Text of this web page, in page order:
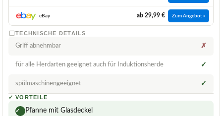
eBay ab 29,99 € Zum Angebot »
TECHNISCHE DETAILS
Griff abnehmbar ✗
für alle Herdarten geeignet auch für Induktionsherde ✓
spülmaschinengeeignet ✓
✓ VORTEILE
✓ Pfanne mit Glasdeckel